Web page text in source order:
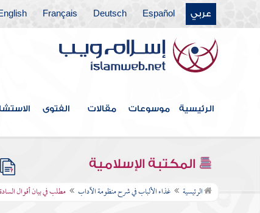
عربي Español
Deutsch
Français
الرئيسية موسوعات مقالات الفتوى
المكتبة الإسلامية
الرئيسية غذاء الألباب في شرح منظومة الآداب مطلب في بيان أقوال
مطلب في ذكر الخلاف في حظر الغناء
وإباحته
مطلب في الغناء اليسير لمن يستتر في
مطلب في بيان حكم الغناء واستماعه
عند الأئمة الأربعة
مطلب في بيان أقوال السادة الصوفية